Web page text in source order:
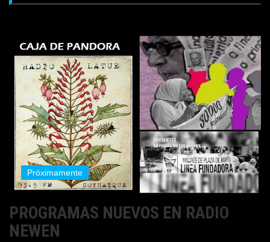
Próximamente
PROGRAMAS NUEVOS EN RADIO
NEWEN